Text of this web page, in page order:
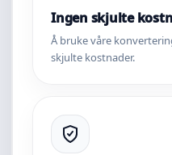
Ingen skjulte
Å bruke våre
skjulte kostnader.